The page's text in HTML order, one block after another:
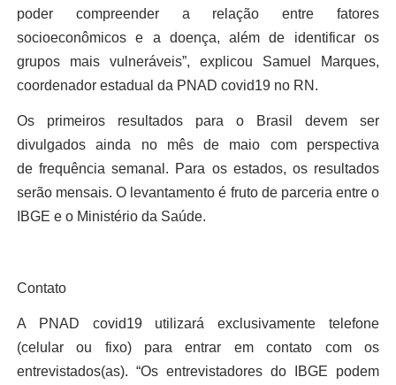
poder compreender a relação entre fatores
socioeconômicose a doença,além de identificar os
grupos mais vulneráveis”, explicou Samuel Marques,
coordenador estadual da PNAD covid19 no RN .
Os primeiros resultados para o Brasil devem ser
divulgados ainda no mês de maio com perspectiva
defrequência semana . Para os estados, os resultados
serão mensais.O levantamento é fruto de parceria entre o
IBGE e o Ministério da Saúde.
Contato
A PNAD covid19utilizará exclusivamente telefone
(celular ou fixo) para entrar em contato com os
entrevistados(as). “Os entrevistadores do IBGE podem